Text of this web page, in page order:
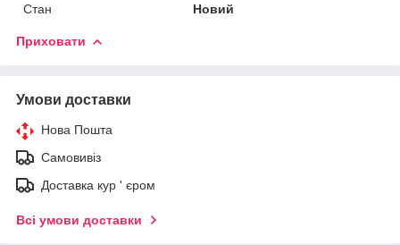
Стан
Новий
Приховати
Умови доставки
Нова Пошта
Самовивіз
Доставка кур ' єром
Всі умови доставки